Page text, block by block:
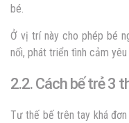
bé.
Ở vị trí này cho phép bé
nối, phát triển tình cảm
2.2. Cách bế trẻ 3
Tư thế bế trên tay khá